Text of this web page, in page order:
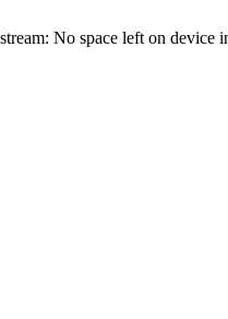
No space left on device